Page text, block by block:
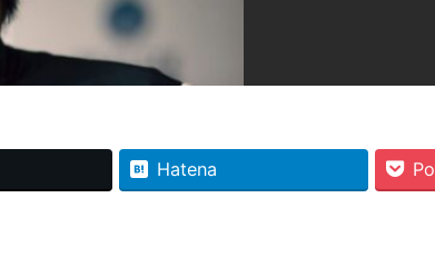
Hatena